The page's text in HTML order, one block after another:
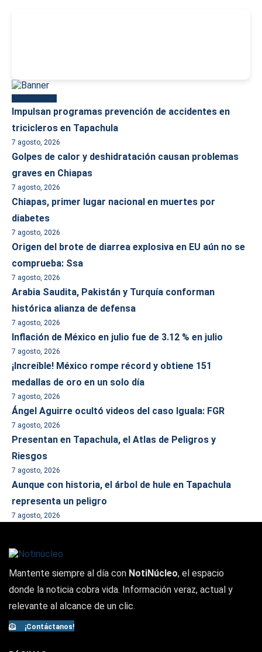
Impulsan programas prevención de accidentes en
tricicleros en Tapachula
7 agosto, 2026
Golpes de calor y deshidratación causan problemas
graves en Chiapas
7 agosto, 2026
Chiapas, primer lugar nacional en muertes por
diabetes
7 agosto, 2026
Origen del brote de diarrea explosiva en EU aún no se
comprueba: Ssa
7 agosto, 2026
Arabia Saudita, Pakistán y Turquía conforman
histórica alianza de defensa
7 agosto, 2026
Inflación de México en julio fue de 3.12 % en julio
7 agosto, 2026
¡Increíble! México rompe récord y obtiene 151
medallas de oro en un solo día
7 agosto, 2026
Ángel Aguirre ocultó videos del caso Iguala: FGR
7 agosto, 2026
Presentan en Tapachula, el Atlas de Peligros y
Riesgos
7 agosto, 2026
Aunque con historia, el árbol de hule en Tapachula
representa un peligro
7 agosto, 2026
Mantente siempre al día con NotiNúcleo, el espacio
donde la noticia cobra vida. Información veraz, actual y
relevante al alcance de un clic.
¡Contáctanos!